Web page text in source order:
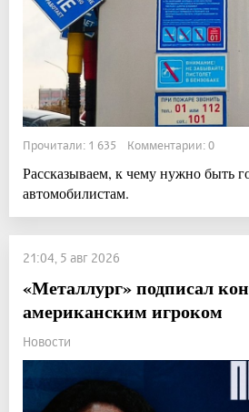
Прочитали: 1 635 Комментарии: 0
Рассказываем, к чему нужно быть
автомобилистам.
21:04, 5 авг 2026
«Металлург» подписал
американским игроком
Новости